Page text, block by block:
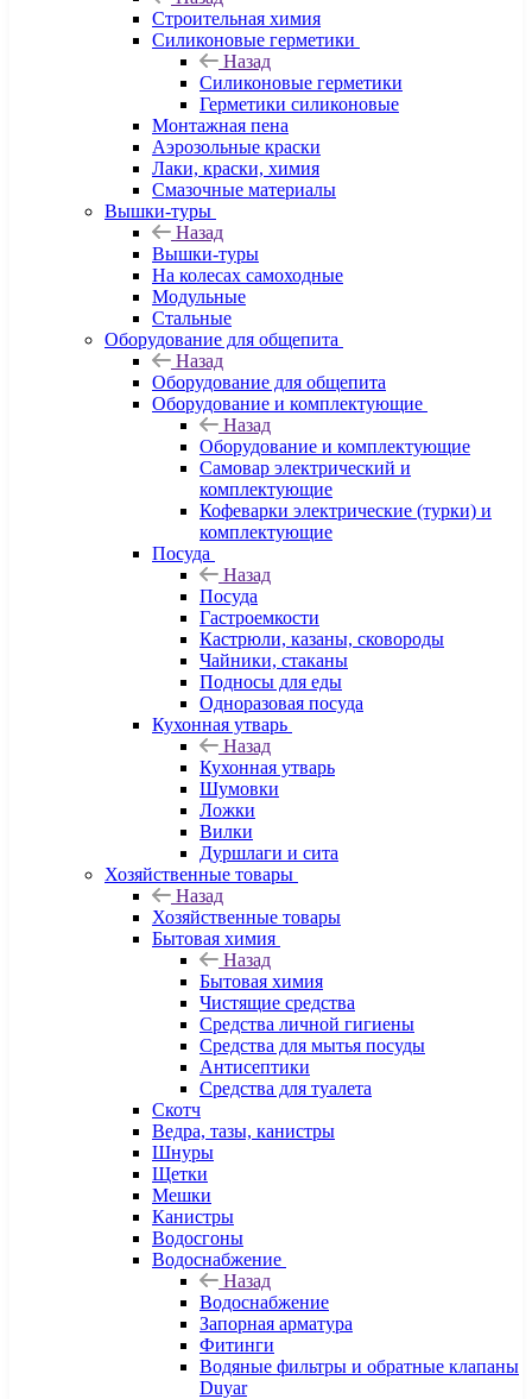
Строительная химия
Силиконовые герметики
Назад
Силиконовые герметики
Герметики силиконовые
Монтажная пена
Аэрозольные краски
Лаки, краски, химия
Смазочные материалы
Вышки-туры
Назад
Вышки-туры
На колесах самоходные
Модульные
Стальные
Оборудование для общепита
Назад
Оборудование для общепита
Оборудование и комплектующие
Назад
Оборудование и комплектующие
Самовар электрический и
комплектующие
Кофеварки электрические (турки) и
комплектующие
Посуда
Назад
Посуда
Гастроемкости
Кастрюли, казаны, сковороды
Чайники, стаканы
Подносы для еды
Одноразовая посуда
Кухонная утварь
Назад
Кухонная утварь
Шумовки
Ложки
Вилки
Дуршлаги и сита
Хозяйственные товары
Назад
Хозяйственные товары
Бытовая химия
Назад
Бытовая химия
Чистящие средства
Средства личной гигиены
Средства для мытья посуды
Антисептики
Средства для туалета
Скотч
Ведра, тазы, канистры
Шнуры
Щетки
Мешки
Канистры
Водосгоны
Водоснабжение
Назад
Водоснабжение
Запорная арматура
Фитинги
Водяные фильтры и обратные клапаны
Duyar